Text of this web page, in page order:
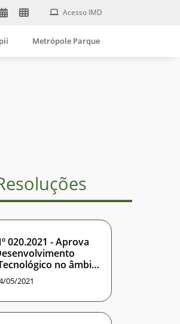
Acesso IMD
Metrópole Parque
020.2021 - Aprova
no âmbito
05/2021